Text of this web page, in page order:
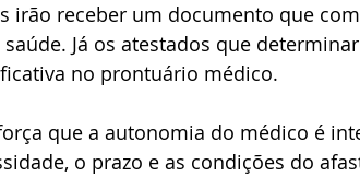
irão receber um documento que
Já os atestados que
no prontuário médico.
que a autonomia do médico é
o prazo e as condições do